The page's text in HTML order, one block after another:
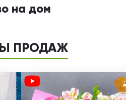
на дом
ПРОДАЖ